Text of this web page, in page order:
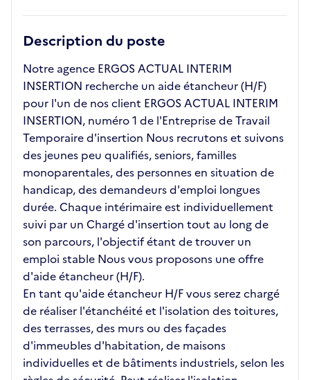
Description du poste
Notre agence ERGOS ACTUAL INTERIM
INSERTION recherche un aide étancheur (H/F)
pour l'un de nos client ERGOS ACTUAL INTERIM
INSERTION, numéro 1 de l'Entreprise de Travail
Temporaire d'insertion Nous recrutons et suivons
des jeunes peu qualifiés, seniors, familles
monoparentales, des personnes en situation de
handicap, des demandeurs d'emploi longues
durée. Chaque intérimaire est individuellement
suivi par un Chargé d'insertion tout au long de
son parcours, l'objectif étant de trouver un
emploi stable Nous vous proposons une offre
d'aide étancheur (H/F).
En tant qu'aide étancheur H/F vous serez chargé
de réaliser l'étanchéité et l'isolation des toitures,
des terrasses, des murs ou des façades
d'immeubles d'habitation, de maisons
individuelles et de bâtiments industriels, selon les